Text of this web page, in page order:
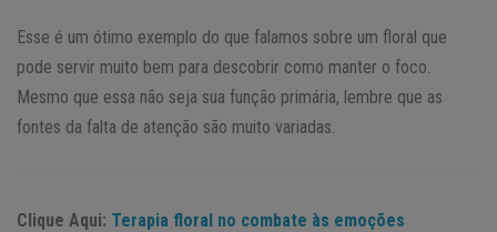
Esse é um ótimo exemplo do que falamos sobre um floral que
pode servir muito bem para descobrir como manter o foco.
Mesmo que essa não seja sua função primária, lembre que as
fontes da falta de atenção são muito variadas.
Clique Aqui: Terapia floral no combate às emoções